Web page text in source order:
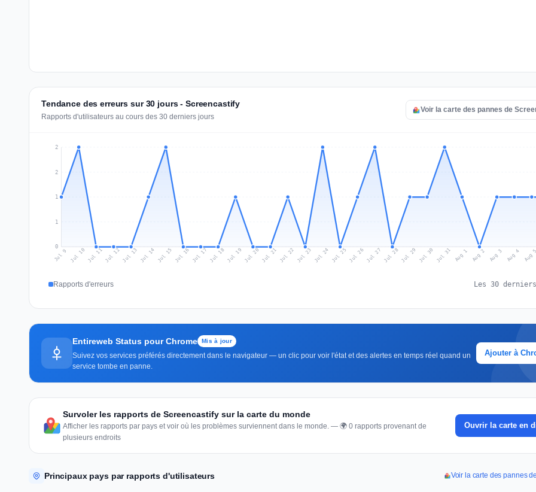
Tendance des erreurs sur 30 jours - Screencastify
Rapports d'utilisateurs au cours des 30 derniers jours
Voir la carte des pannes de
0
1
1
2
2
Jul 9 Jul 10 Jul 11Jul 12Jul 13 Jul 14 Jul 15 Jul 16 Jul 17 Jul 18Jul 19 Jul 20 Jul 21 Jul 22 Jul 23 Jul 24 Jul 25 Jul 26Jul 27 Jul 28Jul 29 Jul 30 Jul 31 Aug 1 Aug 2 Aug 3 Aug 4 Aug 5
Rapports d'erreurs Les 30
Entireweb Status pour Chrome Mis à jour
Suivez vos services préférés directement dans le navigateur — un clic pour voir l'état et des alertes en temps réel quand un
service tombe en panne.
Ajouter à
Survoler les rapports de Screencastify sur la carte du monde
Afficher les rapports par pays et voir où les problèmes surviennent dans le monde. — 🌍 0 rapports provenant de
plusieurs endroits
Ouvrir la carte en
Principaux pays par rapports d'utilisateurs Voir la carte des pannes